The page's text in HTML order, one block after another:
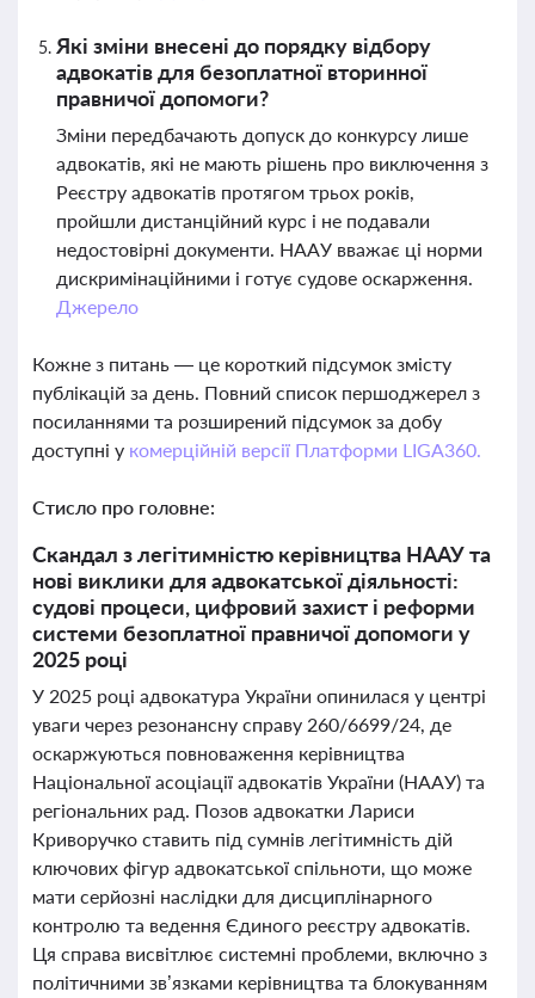
Які зміни внесені до порядку відбору
адвокатів для безоплатної вторинної
правничої допомоги?
Зміни передбачають допуск до конкурсу лише
адвокатів, які не мають рішень про виключення з
Реєстру адвокатів протягом трьох років,
пройшли дистанційний курс і не подавали
недостовірні документи. НААУ вважає ці норми
дискримінаційними і готує судове оскарження.
Джерело
Кожне з питань — це короткий підсумок змісту
публікацій за день. Повний список першоджерел з
посиланнями та розширений підсумок за добу
доступні у комерційній версії Платформи LIGA360.
Стисло про головне:
Скандал з легітимністю керівництва НААУ та
нові виклики для адвокатської діяльності:
судові процеси, цифровий захист і реформи
системи безоплатної правничої допомоги у
2025 році
У 2025 році адвокатура України опинилася у центрі
уваги через резонансну справу 260/6699/24, де
оскаржуються повноваження керівництва
Національної асоціації адвокатів України (НААУ) та
регіональних рад. Позов адвокатки Лариси
Криворучко ставить під сумнів легітимність дій
ключових фігур адвокатської спільноти, що може
мати серйозні наслідки для дисциплінарного
контролю та ведення Єдиного реєстру адвокатів.
Ця справа висвітлює системні проблеми, включно з
політичними зв’язками керівництва та блокуванням